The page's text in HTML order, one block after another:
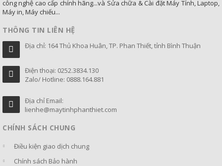
công nghệ cao cấp chính hãng...và Sửa chữa & Cài đặt Máy Tính, Laptop,
Máy in, Máy chiếu...
THÔNG TIN LIÊN HỆ
Địa chỉ: 164 Thủ Khoa Huân, TP. Phan Thiết, tỉnh Bình Thuận
Điện thoại: 0252.3834.130
Zalo/ Hotline: 0888.164.881
Địa chỉ Email:
lienhe@maytinhphanthiet.com
CHÍNH SÁCH CHUNG
Điều kiện giao dịch chung
Chính sách Bảo hành